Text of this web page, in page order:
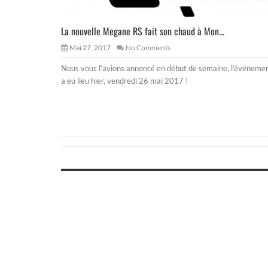
La nouvelle Megane RS fait son chaud à Mon...
Mai 27, 2017 No Comments
Nous vous l’avions annoncé en début de semaine,
a eu lieu hier, vendredi 26 mai 2017 !